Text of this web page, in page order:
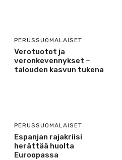
PERUSSUOMALAISET
Verotuotot ja
veronkevennykset –
talouden kasvun tukena
PERUSSUOMALAISET
Espanjan rajakriisi
herättää huolta
Euroopassa